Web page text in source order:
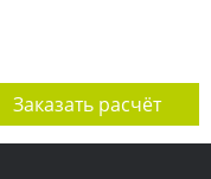
Заказать расчёт